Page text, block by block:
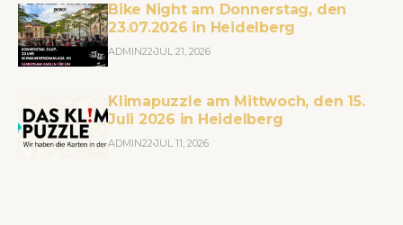
Bike Night am Donnerstag, den
23.07.2026 in Heidelberg
ADMIN22 JUL 21, 2026
Klimapuzzle am Mittwoch, den 15.
Juli 2026 in Heidelberg
ADMIN22 JUL 11, 2026